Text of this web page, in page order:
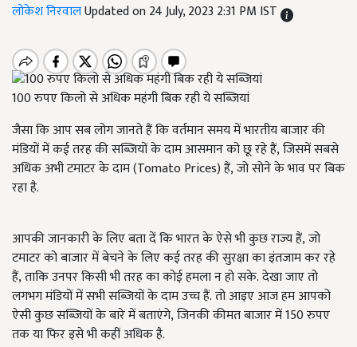
लोकेश निरवालUpdated on 24 July, 2023 2:31 PM IST
100 रुपए किलो से अधिक महंगी बिक रही ये सब्जियां
जैसा कि आप सब लोग जानते हैं कि वर्तमान समय में भारतीय बाजार की
मंडियों में कई तरह की सब्जियों के दाम आसमान को छू रहे हैं, जिसमें सबसे
अधिक अभी टमाटर के दाम (Tomato Prices)हैं, जो सोने के भाव पर बिक
रहा है.
आपकी जानकारी के लिए बता दें कि भारत के ऐसे भी कुछ राज्य हैं, जो
टमाटर को बाजार में बेचने के लिए कई तरह की सुरक्षा का इंतजाम कर रहे
हैं, ताकि उनपर किसी भी तरह का कोई हमला न हो सके. देखा जाए तो
लगभग मंडियों में सभी सब्जियों के दाम उच्च हैं. तो आइए आज हम आपको
ऐसी कुछ सब्जियों के बारे में बताएंगे, जिनकी कीमत बाजार में 150 रुपए
तक या फिर इसे भी कहीं अधिक है.